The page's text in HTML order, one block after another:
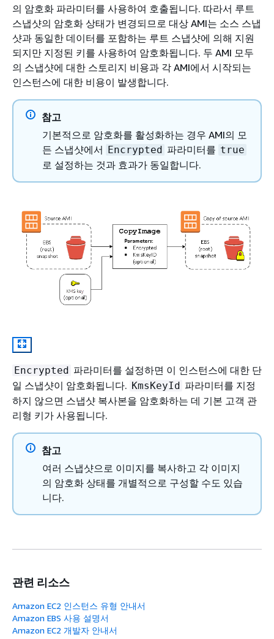
의 암호화 파라미터를 사용하여 호출됩니다. 따라서 루트
스냅샷의 암호화 상태가 변경되므로 대상 AMI는 소스 스냅
샷과 동일한 데이터를 포함하는 루트 스냅샷에 의해 지원
되지만 지정된 키를 사용하여 암호화됩니다. 두 AMI 모두
의 스냅샷에 대한 스토리지 비용과 각 AMI에서 시작되는
인스턴스에 대한 비용이 발생합니다.
참고
기본적으로 암호화를 활성화하는 경우 AMI의 모
든 스냅샷에서 Encrypted 파라미터를 true
로 설정하는 것과 효과가 동일합니다.
Encrypted 파라미터를 설정하면 이 인스턴스에 대한 단
일 스냅샷이 암호화됩니다. KmsKeyId 파라미터를 지정
하지 않으면 스냅샷 복사본을 암호화하는 데 기본 고객 관
리형 키가 사용됩니다.
참고
여러 스냅샷으로 이미지를 복사하고 각 이미지
의 암호화 상태를 개별적으로 구성할 수도 있습
니다.
관련 리소스
Amazon EC2 인스턴스 유형 안내서
Amazon EBS 사용 설명서
Amazon EC2 개발자 안내서